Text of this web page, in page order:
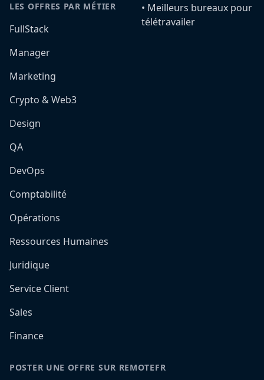
LES OFFRES PAR MÉTIER
FullStack
Manager
Marketing
Crypto & Web3
Design
QA
DevOps
Comptabilité
Opérations
Ressources Humaines
Juridique
Service Client
Sales
Finance
•️ Meilleurs bureaux pour
télétravailer
POSTER UNE OFFRE SUR REMOTEFR